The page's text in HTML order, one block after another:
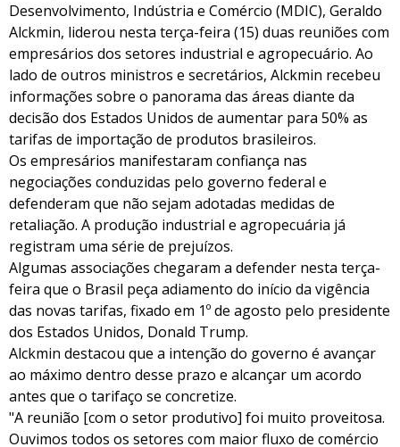
Desenvolvimento, Indústria e Comércio (MDIC), Geraldo
Alckmin, liderou nesta terça-feira (15) duas reuniões com
empresários dos setores industrial e agropecuário. Ao
lado de outros ministros e secretários, Alckmin recebeu
informações sobre o panorama das áreas diante da
decisão dos Estados Unidos de aumentar para 50% as
tarifas de importação de produtos brasileiros.
Os empresários manifestaram confiança nas
negociações conduzidas pelo governo federal e
defenderam que não sejam adotadas medidas de
retaliação. A produção industrial e agropecuária já
registram uma série de prejuízos.
Algumas associações chegaram a defender nesta terça-
feira que o Brasil peça adiamento do início da vigência
das novas tarifas, fixado em 1º de agosto pelo presidente
dos Estados Unidos, Donald Trump.
Alckmin destacou que a intenção do governo é avançar
ao máximo dentro desse prazo e alcançar um acordo
antes que o tarifaço se concretize.
"A reunião [com o setor produtivo] foi muito proveitosa.
Ouvimos todos os setores com maior fluxo de comércio